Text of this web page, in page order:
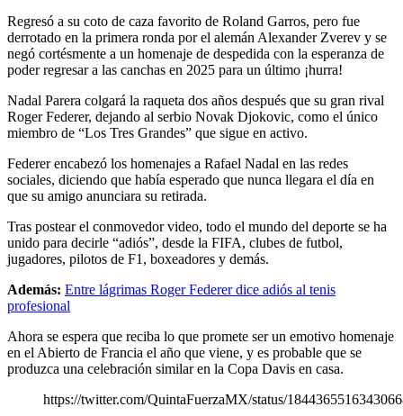
Regresó a su coto de caza favorito de Roland Garros, pero fue
derrotado en la primera ronda por el alemán Alexander Zverev y se
negó cortésmente a un homenaje de despedida con la esperanza de
poder regresar a las canchas en 2025 para un último ¡hurra!
Nadal Parera colgará la raqueta dos años después que su gran rival
Roger Federer, dejando al serbio Novak Djokovic, como el único
miembro de “Los Tres Grandes” que sigue en activo.
Federer encabezó los homenajes a Rafael Nadal en las redes
sociales, diciendo que había esperado que nunca llegara el día en
que su amigo anunciara su retirada.
Tras postear el conmovedor video, todo el mundo del deporte se ha
unido para decirle “adiós”, desde la FIFA, clubes de futbol,
jugadores, pilotos de F1, boxeadores y demás.
Además: Entre lágrimas Roger Federer dice adiós al tenis
profesional
Ahora se espera que reciba lo que promete ser un emotivo homenaje
en el Abierto de Francia el año que viene, y es probable que se
produzca una celebración similar en la Copa Davis en casa.
https://twitter.com/QuintaFuerzaMX/status/